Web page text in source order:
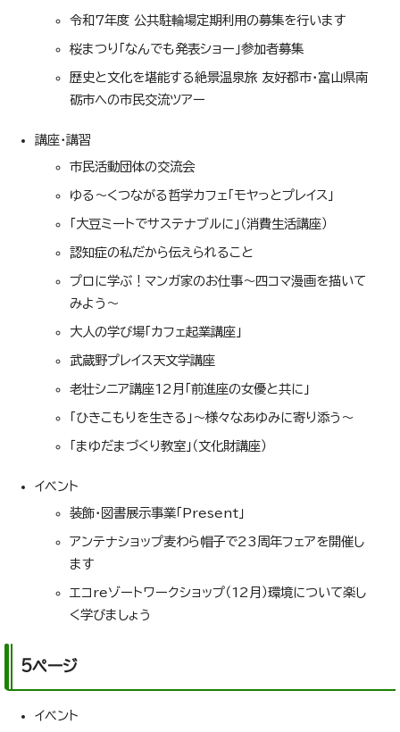
令和7年度 公共駐輪場定期利用の募集を行います
桜まつり「なんでも発表ショー」参加者募集
歴史と文化を堪能する絶景温泉旅 友好都市・富山県南
砺市への市民交流ツアー
講座・講習
市民活動団体の交流会
ゆる～くつながる哲学カフェ「モヤっとプレイス」
「大豆ミートでサステナブルに」（消費生活講座）
認知症の私だから伝えられること
プロに学ぶ！マンガ家のお仕事～四コマ漫画を描いて
みよう～
大人の学び場「カフェ起業講座」
武蔵野プレイス天文学講座
老壮シニア講座12月「前進座の女優と共に」
「ひきこもりを生きる」～様々なあゆみに寄り添う～
「まゆだまづくり教室」（文化財講座）
イベント
装飾・図書展示事業「Present」
アンテナショップ麦わら帽子で23周年フェアを開催し
ます
エコreゾートワークショップ（12月）環境について楽し
く学びましょう
5ページ
イベント